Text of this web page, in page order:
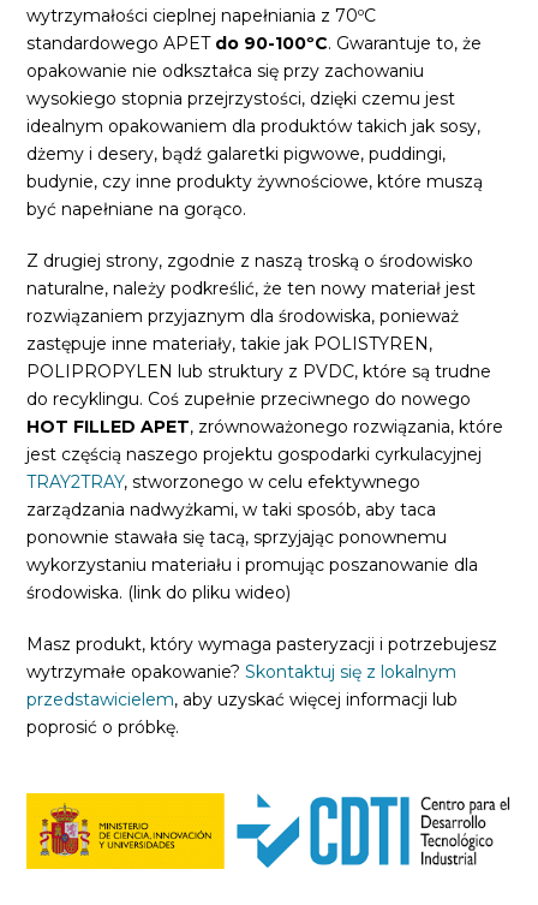
wytrzymałości cieplnej napełniania z 70ºC
standardowego APET do 90-100ºC. Gwarantuje to, że
opakowanie nie odkształca się przy zachowaniu
wysokiego stopnia przejrzystości, dzięki czemu jest
idealnym opakowaniem dla produktów takich jak sosy,
dżemy i desery, bądź galaretki pigwowe, puddingi,
budynie, czy inne produkty żywnościowe, które muszą
być napełniane na gorąco.
Z drugiej strony, zgodnie z naszą troską o środowisko
naturalne, należy podkreślić, że ten nowy materiał jest
rozwiązaniem przyjaznym dla środowiska, ponieważ
zastępuje inne materiały, takie jak POLISTYREN,
POLIPROPYLEN lub struktury z PVDC, które są trudne
do recyklingu. Coś zupełnie przeciwnego do nowego
HOT FILLED APET, zrównoważonego rozwiązania, które
jest częścią naszego projektu gospodarki cyrkulacyjnej
TRAY2TRAY, stworzonego w celu efektywnego
zarządzania nadwyżkami, w taki sposób, aby taca
ponownie stawała się tacą, sprzyjając ponownemu
wykorzystaniu materiału i promując poszanowanie dla
środowiska. (link do pliku wideo)
Masz produkt, który wymaga pasteryzacji i potrzebujesz
wytrzymałe opakowanie? Skontaktuj się z lokalnym
przedstawicielem, aby uzyskać więcej informacji lub
poprosić o próbkę.